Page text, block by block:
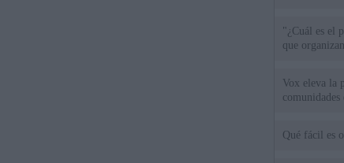
"¿Cuál es el
que
Vox eleva la
Qué fácil es